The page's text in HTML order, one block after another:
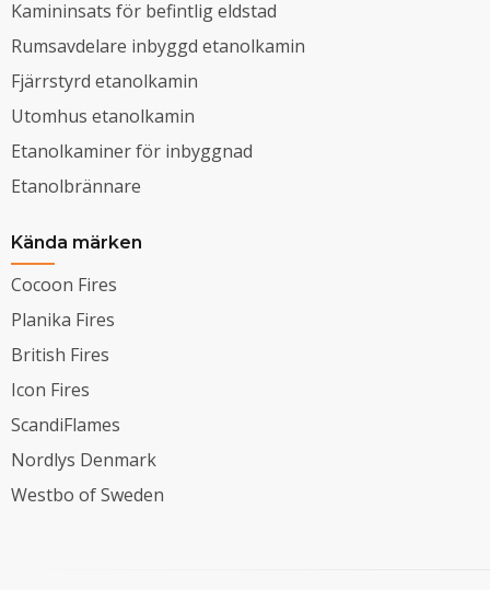
Kamininsats för befintlig eldstad
Rumsavdelare inbyggd etanolkamin
Fjärrstyrd etanolkamin
Utomhus etanolkamin
Etanolkaminer för inbyggnad
Etanolbrännare
Kända märken
Cocoon Fires
Planika Fires
British Fires
Icon Fires
ScandiFlames
Nordlys Denmark
Westbo of Sweden